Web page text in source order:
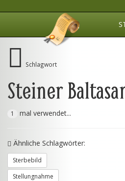
Schlagwort
Steiner
1 mal verwendet...
Ähnliche Schlagwörter:
Sterbebild
Stellungnahme